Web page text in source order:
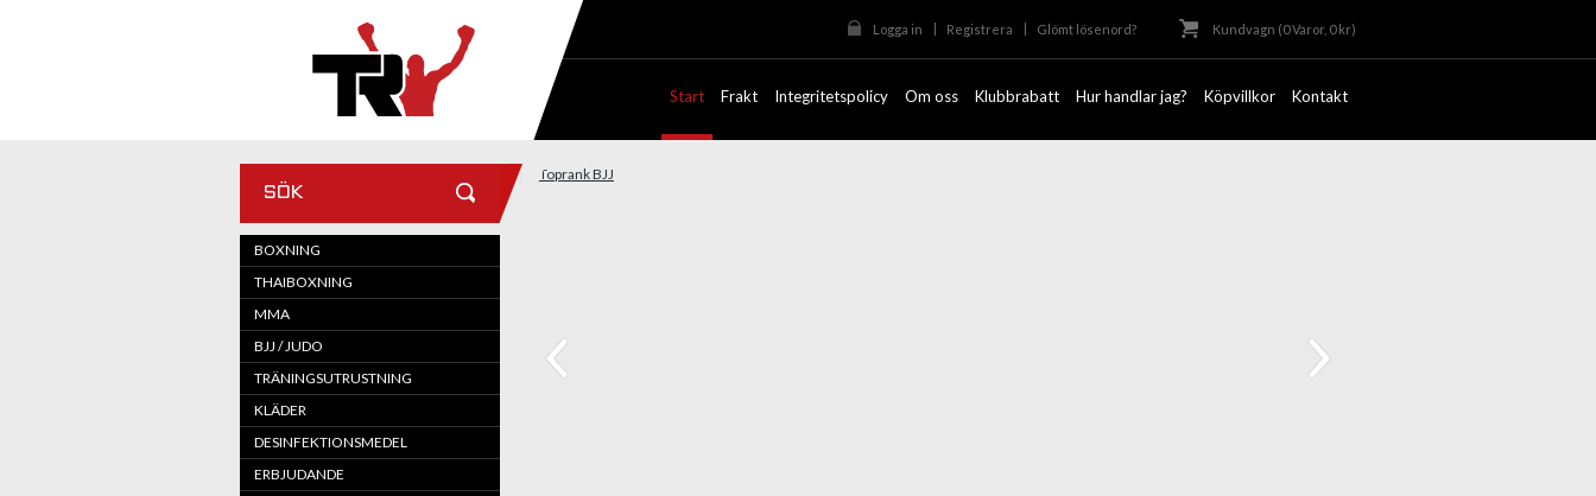
Kundvagn (0 Varor, 0 kr)
Logga in | Registrera | Glömt lösenord?
Start Frakt Integritetspolicy Om oss Klubbrabatt Hur handlar jag? Köpvillkor Kontakt
SÖK
BOXNING
THAIBOXNING
MMA
BJJ / JUDO
TRÄNINGSUTRUSTNING
KLÄDER
DESINFEKTIONSMEDEL
ERBJUDANDE